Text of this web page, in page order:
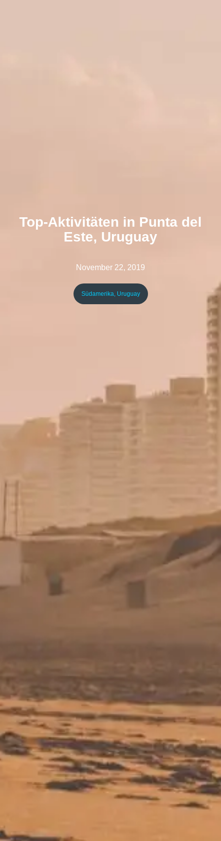
Top-Aktivitäten in Punta del
Este, Uruguay
November 22, 2019
Südamerika Uruguay